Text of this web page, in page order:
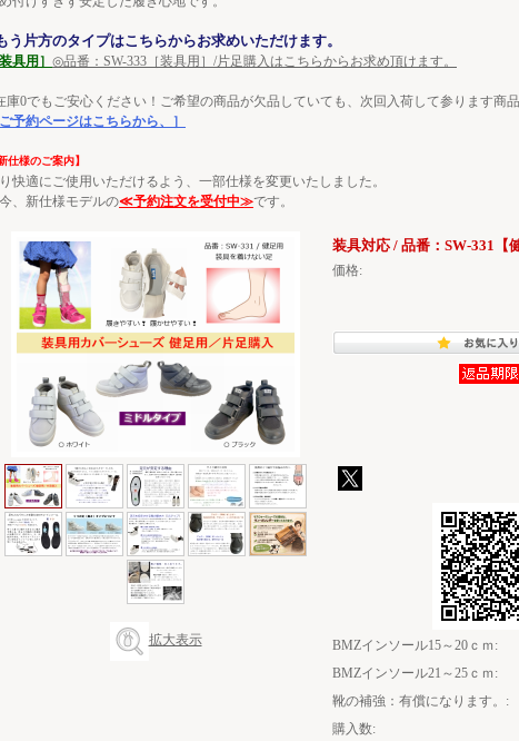
う片方のタイプはこちらからお求めいただけます。
具用］ ◎品番：SW-333［装具用］/片足購入はこちらからお求め頂けます。
庫0でもご安心ください！ご希望の商品が欠品していても、次回入荷して参ります商品
予約ページはこちらから、］
仕様のご案内】
快適にご使用いただけるよう、一部仕様を変更いたしました。
、新仕様モデルの≪予約注文を受付中≫です。
拡大表示
装具対応 / 品番：SW-331【
価格:
BMZインソール15～20ｃｍ:
BMZインソール21～25ｃｍ:
靴の補強：有償になります。:
購入数: